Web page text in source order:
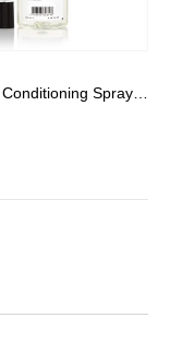
Leave-In Conditioning Spray 200ml